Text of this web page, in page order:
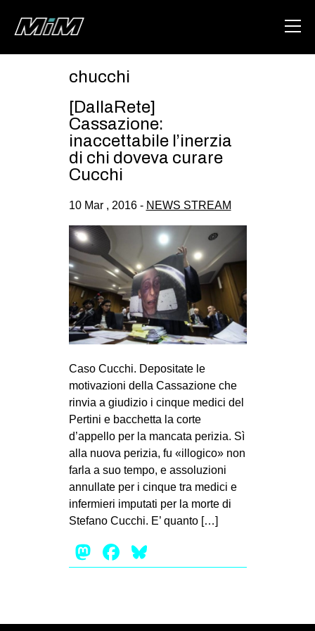
ABOUT
DEGENERAZIONE
GAZA FREESTYLE
CSOA LAMBRETTA
MSM
STUDENTI TSUNAMI
ZAM
MILANO
MOBILITAZIONI
SPAZI
SPORT POPOLARE
MOVIMENTI
AMBIENTE
ANTIFASCISMO
DIRITTO ALL’ABITARE
GENERI
MIGRAZIONI
PRECARIATO
chucchi
[DallaRete]
Cassazione:
inaccettabile l’inerzia
di chi doveva curare
Cucchi
10 Mar , 2016 - NEWS STREAM
Caso Cucchi. Depositate le
motivazioni della Cassazione che
rinvia a giudizio i cinque medici del
Pertini e bacchetta la corte
d’appello per la mancata perizia. Sì
alla nuova perizia, fu «illogico» non
farla a suo tempo, e assoluzioni
annullate per i cinque tra medici e
infermieri imputati per la morte di
Stefano Cucchi. E’ quanto […]
Mastodon
Facebook